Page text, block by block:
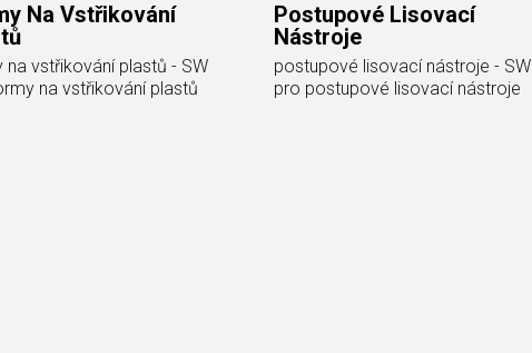
Na Vstřikování
na vstřikování plastů - SW
na vstřikování plastů
Postupové Lisovací
Nástroje
postupové lisovací nástroje - SW
pro postupové lisovací nástroje